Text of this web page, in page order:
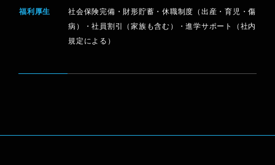
福利厚生
社会保険完備・財形貯蓄・休職制度（出産・育児・傷
病）・社員割引（家族も含む）・進学サポート（社内
規定による）